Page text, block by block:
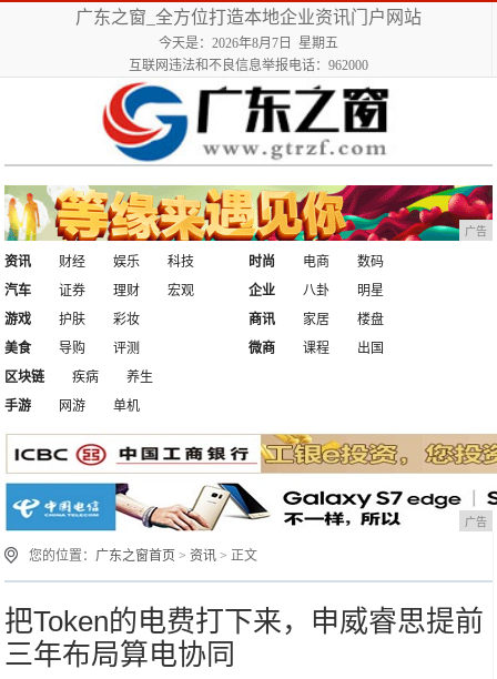
广东之窗_全方位打造本地企业资讯门户网站
今天是：2026年8月7日 星期五
互联网违法和不良信息举报电话：962000
广告
资讯 财经 娱乐
科技
汽车
证券 理财 宏观
时尚 电商
数码
企业
八卦
明星
游戏
护肤
彩妆
美食
导购 评测
商讯 家居
楼盘
微商
课程
出国
区块链
疾病
养生
手游
网游 单机
广告
您的位置： 广东之窗首页 >资讯 > 正文
把Token的电费打下来，申威睿思提前
三年布局算电协同